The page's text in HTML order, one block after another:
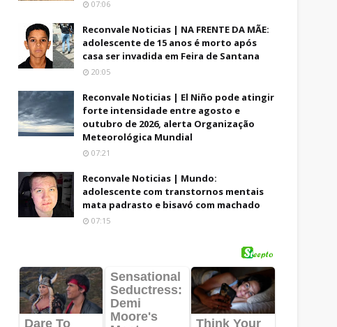
07:06
Reconvale Noticias | NA FRENTE DA MÃE:
adolescente de 15 anos é morto após
casa ser invadida em Feira de Santana
20:05
Reconvale Noticias | El Niño pode atingir
forte intensidade entre agosto e
outubro de 2026, alerta Organização
Meteorológica Mundial
07:21
Reconvale Noticias | Mundo:
adolescente com transtornos mentais
mata padrasto e bisavó com machado
07:15